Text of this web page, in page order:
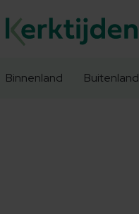
Binnenland Buitenland